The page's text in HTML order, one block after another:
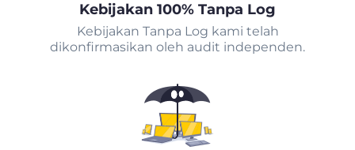
Kebijakan 100% Tanpa Log
Kebijakan Tanpa Log kami telah
dikonfirmasikan oleh audit independen.